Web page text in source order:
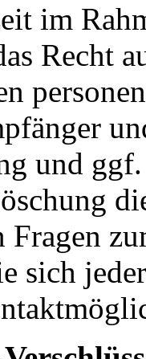
im
Recht
und
sich